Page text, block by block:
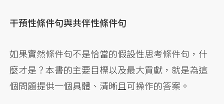
干預性條件句與共伴性條件句
如果實然條件句不是恰當的假設性思考條件句，什
麼才是？本書的主要目標以及最大貢獻，就是為這
個問題提供一個具體、清晰且可操作的答案。